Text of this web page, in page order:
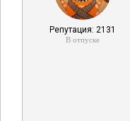
Репутация: 2131
В отпуске